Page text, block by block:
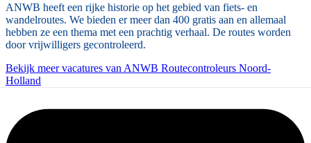
ANWB heeft een rijke historie op het gebied van fiets- en
wandelroutes. We bieden er meer dan 400 gratis aan en allemaal
hebben ze een thema met een prachtig verhaal. De routes worden
door vrijwilligers gecontroleerd.
Bekijk meer vacatures van ANWB Routecontroleurs Noord-
Holland